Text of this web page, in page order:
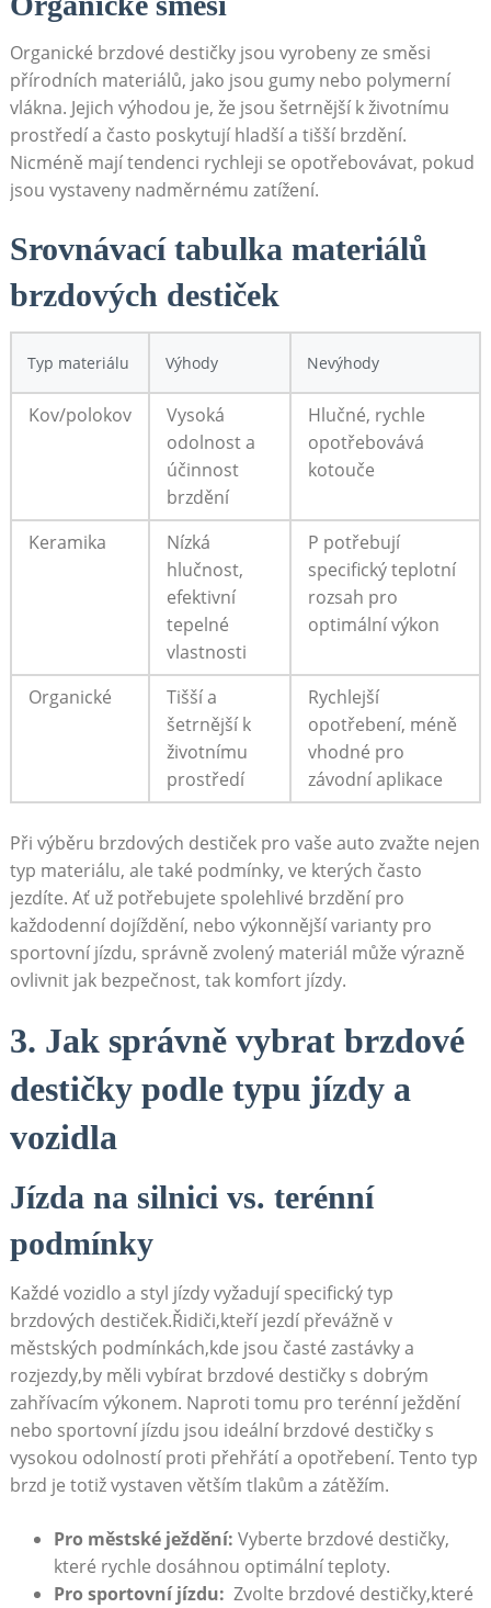
Organické brzdové destičky jsou vyrobeny ze směsi
⁢přírodních materiálů, jako jsou gumy nebo polymerní
vlákna. Jejich výhodou je, že jsou šetrnější k životnímu‌
prostředí a často poskytují hladší a tišší brzdění.
Nicméně mají tendenci rychleji se opotřebovávat, ⁣pokud
jsou vystaveny nadměrnému zatížení.
Srovnávací tabulka​ materiálů
brzdových ⁣destiček
Typ materiálu Výhody Nevýhody
Kov/polokov
Vysoká
odolnost a
účinnost
brzdění
Hlučné, rychle
opotřebovává
‌kotouče
Keramika
Nízká
hlučnost,
efektivní
tepelné
vlastnosti
P ‍potřebují
specifický teplotní
rozsah pro
optimální ⁢výkon
Organické
Tišší ​a
šetrnější k
životnímu
prostředí
Rychlejší
opotřebení, méně
vhodné pro
závodní aplikace
Při výběru brzdových destiček pro vaše auto zvažte nejen
typ ⁤materiálu, ale také podmínky, ve kterých⁢ často
jezdíte. Ať už potřebujete spolehlivé⁣ brzdění pro
každodenní dojíždění, nebo výkonnější varianty pro⁣
sportovní jízdu, správně zvolený materiál může výrazně
ovlivnit jak bezpečnost, tak komfort jízdy.
3. Jak správně vybrat brzdové
destičky podle typu jízdy a
vozidla
Jízda na silnici vs. terénní
podmínky
Každé vozidlo a styl jízdy vyžadují specifický typ
brzdových destiček.Řidiči,kteří jezdí převážně v
městských podmínkách,kde jsou časté zastávky ‍a
rozjezdy,by měli vybírat brzdové destičky s dobrým
zahřívacím výkonem. Naproti​ tomu pro terénní ježdění
nebo sportovní jízdu jsou ideální ⁣brzdové destičky s
vysokou odolností proti přehřátí a opotřebení. Tento typ
brzd je totiž vystaven větším tlakům a zátěžím.
Pro městské ježdění: Vyberte‍ brzdové destičky,
které rychle dosáhnou optimální teploty.
Pro sportovní jízdu: ‌ Zvolte brzdové destičky,které